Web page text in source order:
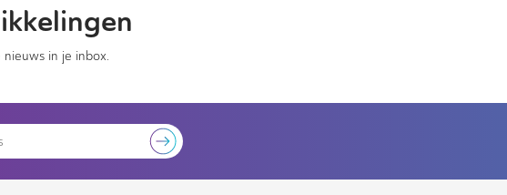
in je inbox.